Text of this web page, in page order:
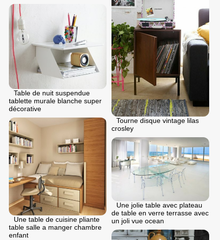
Tourne disque vintage lilas
crosley
Table de nuit suspendue
tablette murale blanche super
décorative
Une table de cuisine pliante
table salle a manger chambre
enfant
Une jolie table avec plateau
de table en verre terrasse avec
un joli vue ocean